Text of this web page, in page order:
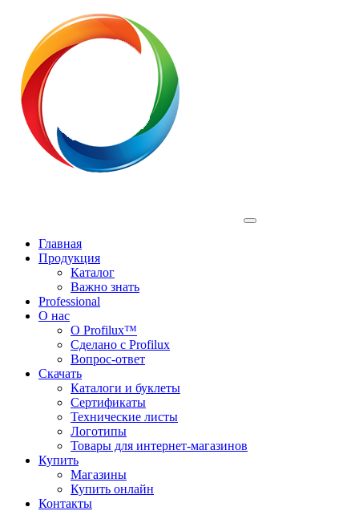
Главная
Продукция
Каталог
Важно знать
Professional
О нас
О Profilux™
Сделано с Profilux
Вопрос-ответ
Скачать
Каталоги и буклеты
Сертификаты
Технические листы
Логотипы
Товары для интернет-магазинов
Купить
Магазины
Купить онлайн
Контакты